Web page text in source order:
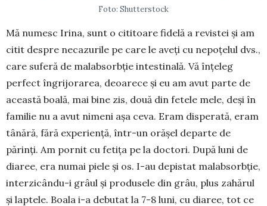
Foto: Shutterstock
Mă numesc Irina, sunt o cititoare fidelă a revis­tei și am
citit despre necazurile pe care le aveți cu nepoțelul dvs.,
ca­re suferă de malabsorbție intesti­nală. Vă înțeleg
perfect îngrijo­rarea, deoare­ce și eu am avut parte de
această boală, mai bine zis, două din fetele mele, deși în
fa­milie nu a avut nimeni așa ceva. Eram disperată, eram
tânără, fără experiență, într-un orășel departe de
părinți. Am pornit cu fetița pe la doctori. După luni de
diaree, era numai piele și os. I-au depistat malabsorbție,
interzicându-i grâul și produsele din grâu, plus zahărul
și laptele. Boala i-a debutat la 7-8 luni, cu diaree, tot ce